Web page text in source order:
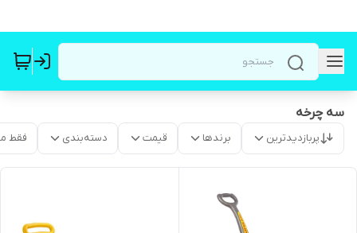
سه چرخه
پربازدیدترین برندها قیمت دسته‌بندی فقط